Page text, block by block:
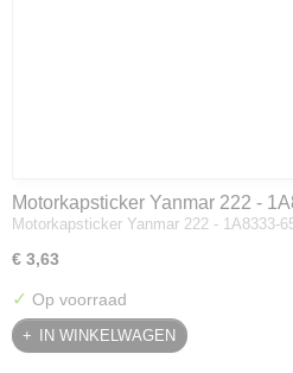
Motorkapsticker Yanmar 222 -
Motorkapsticker Yanmar 222 - 1A8333-
€ 3,63
✓ Op voorraad
IN WINKELWAGEN